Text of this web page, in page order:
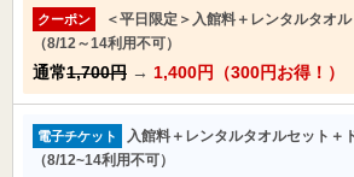
クーポン
＜平日限定＞入館料＋レンタルタオ
（8/12～14利用不可）
通常1,700円 → 1,400円（300円お得！）
電子チケット
入館料＋レンタルタオルセット＋
（8/12~14利用不可）